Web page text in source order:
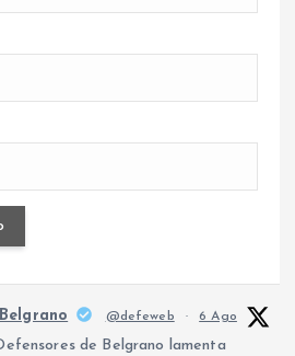
@defeweb · 6 Ago
de Belgrano lamenta